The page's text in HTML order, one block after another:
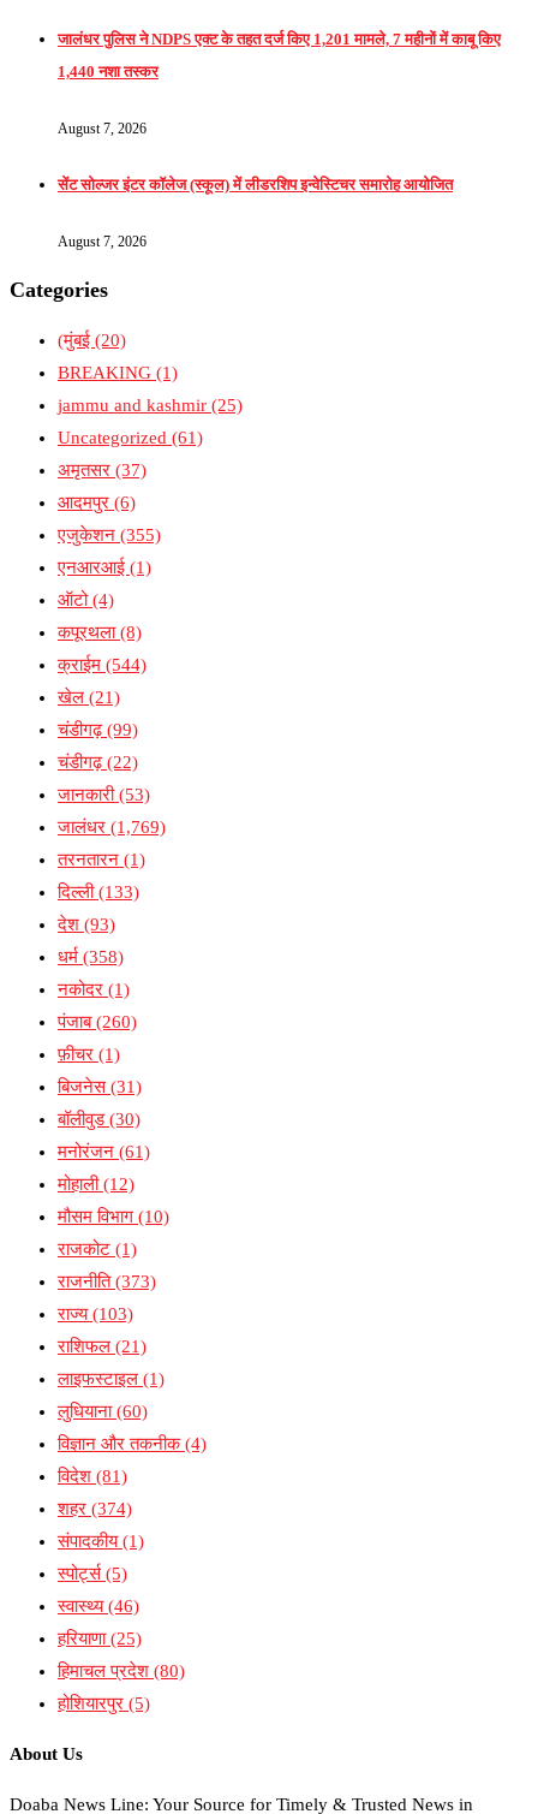
जालंधर पुलिस ने NDPS एक्ट के तहत दर्ज किए 1,201 मामले, 7 महीनों में काबू किए
1,440 नशा तस्कर
August 7, 2026
सेंट सोल्जर इंटर कॉलेज (स्कूल) में लीडरशिप इन्वेस्टिचर समारोह आयोजित
August 7, 2026
Categories
(मुंबई (20)
BREAKING (1)
jammu and kashmir (25)
Uncategorized (61)
अमृतसर (37)
आदमपुर (6)
एजुकेशन (355)
एनआरआई (1)
ऑटो(4)
कपूरथला(8)
क्राईम (544)
खेल (21)
चंडीगढ़(99)
चंडीगढ़(22)
जानकारी(53)
जालंधर (1,769)
तरनतारन (1)
दिल्ली(133)
देश (93)
धर्म (358)
नकोदर (1)
पंजाब(260)
फ़ीचर (1)
बिजनेस(31)
बॉलीवुड(30)
मनोरंजन (61)
मोहाली(12)
मौसम विभाग (10)
राजकोट (1)
राजनीति(373)
राज्य(103)
राशिफल (21)
लाइफस्टाइल (1)
लुधियाना(60)
विज्ञान और तकनीक(4)
विदेश (81)
शहर (374)
संपादकीय(1)
स्पोर्ट्स(5)
स्वास्थ्य(46)
हरियाणा(25)
हिमाचल प्रदेश (80)
होशियारपुर (5)
About Us
Doaba News Line: Your Source for Timely & Trusted News in